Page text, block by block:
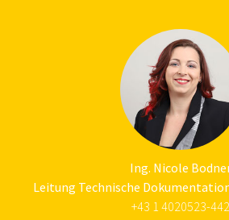
Ing. Nicole
Leitung Technische
+43 1 4020523-442